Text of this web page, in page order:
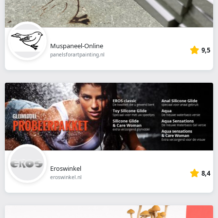
Muspaneel-Online
panelsforartpainting.nl 9,5
Eroswinkel
eroswinkel.nl 8,4